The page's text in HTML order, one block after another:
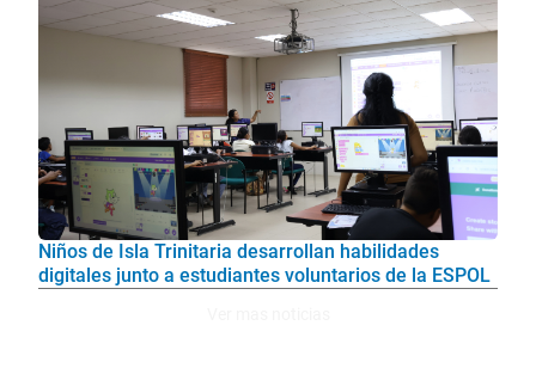
Niños de Isla Trinitaria desarrollan habilidades
digitales junto a estudiantes voluntarios de la ESPOL